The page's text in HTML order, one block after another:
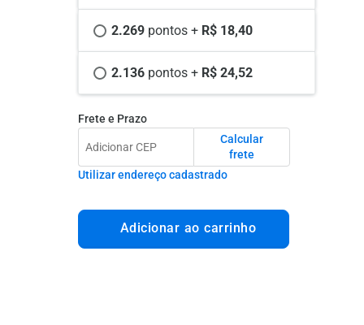
2.269 pontos + R$ 18,40
2.136 pontos + R$ 24,52
Frete e Prazo
Calcular
frete
Utilizar endereço cadastrado
Adicionar ao carrinho